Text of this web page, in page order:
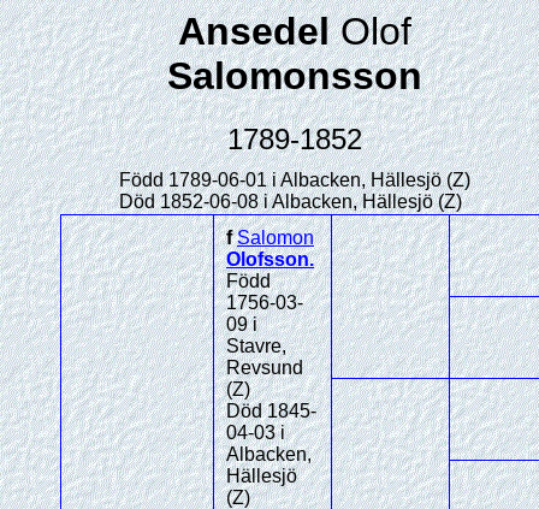
AnsedelOlof
Salomonsson
1789-1852
Född 1789-06-01 i Albacken, Hällesjö (Z)
Död 1852-06-08 i Albacken, Hällesjö (Z)
fSalomon
Olofsson.
Född
1756-03-
09 i
Stavre,
Revsund
(Z)
Död 1845-
04-03 i
Albacken,
Hällesjö
(Z)